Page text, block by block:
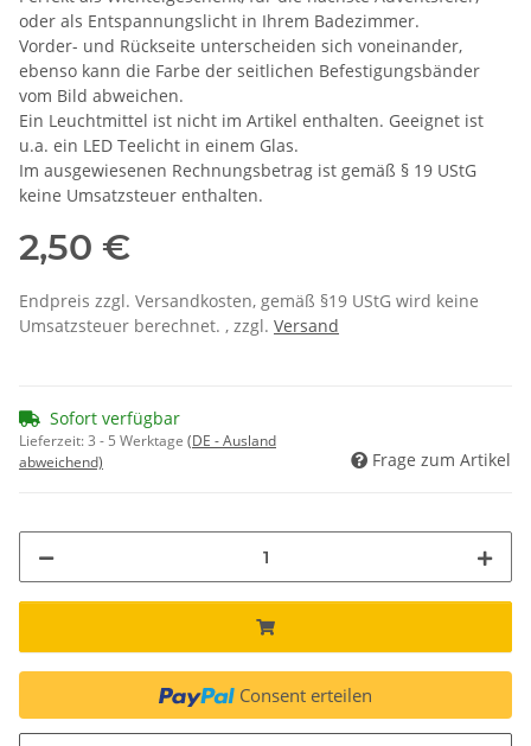
oder als Entspannungslicht in Ihrem Badezimmer.
Vorder- und Rückseite unterscheiden sich voneinander,
ebenso kann die Farbe der seitlichen Befestigungsbänder
vom Bild abweichen.
Ein Leuchtmittel ist nicht im Artikel enthalten. Geeignet ist
u.a. ein LED Teelicht in einem Glas.
Im ausgewiesenen Rechnungsbetrag ist gemäß § 19 UStG
keine Umsatzsteuer enthalten.
2,50 €
Endpreis zzgl. Versandkosten, gemäß §19 UStG wird keine
Umsatzsteuer berechnet. , zzgl. Versand
Sofort verfügbar
Lieferzeit:3 - 5 Werktage (DE - Ausland
abweichend)
Frage zum Artikel
Consent erteilen